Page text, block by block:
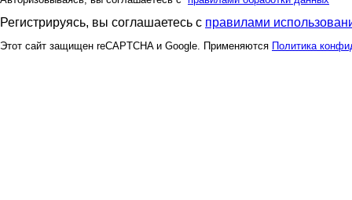
Регистрируясь, вы соглашаетесь с правилами
Этот сайт защищен reCAPTCHA и Google. Применяются Политика